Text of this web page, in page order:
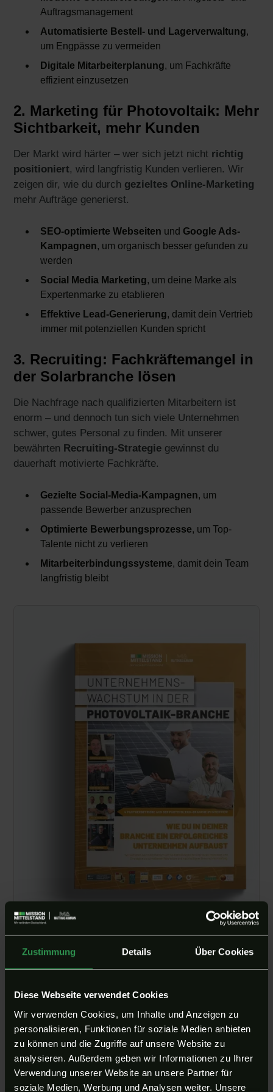
Zustimmung Details Über Cookies
Diese Webseite verwendet Cookies
Wir verwenden Cookies, um Inhalte und Anzeigen zu
personalisieren, Funktionen für soziale Medien anbieten
zu können und die Zugriffe auf unsere Website zu
analysieren. Außerdem geben wir Informationen zu Ihrer
Verwendung unserer Website an unsere Partner für
soziale Medien, Werbung und Analysen weiter. Unsere
Auftragsmanagement
Automatisierte Bestell- und Lagerverwaltung,
um Engpässe zu vermeiden
Digitale Mitarbeiterplanung, um Fachkräfte
effizient einzusetzen
2. Marketing für Photovoltaik: Mehr
Sichtbarkeit, mehr Kunden
Der Markt wird härter – wer sich jetzt nicht richtig
positioniert, wird langfristig Kunden verlieren. Wir
zeigen dir, wie du durch gezieltes Online-Marketing
mehr Aufträge generierst.
SEO-optimierte Webseiten und Google Ads-
Kampagnen, um organisch besser gefunden zu
werden
Social Media Marketing, um deine Marke als
Expertenmarke zu etablieren
Effektive Lead-Generierung, damit dein Vertrieb
immer mit potenziellen Kunden spricht
3. Recruiting: Fachkräftemangel in
der Solarbranche lösen
Die Nachfrage nach qualifizierten Mitarbeitern ist
enorm – und dennoch tun sich viele Unternehmen
schwer, gutes Personal zu finden. Mit unserer
bewährten Recruiting-Strategie gewinnst du
dauerhaft motivierte Fachkräfte.
Gezielte Social-Media-Kampagnen, um
passende Bewerber anzusprechen
Optimierte Bewerbungsprozesse, um Top-
Talente nicht zu verlieren
Mitarbeiterbindungssysteme, damit dein Team
langfristig bleibt
Deine kostenlose Fallstudie direkt aus
der Praxis
Erfahre am Beispiel echter Partnerbetriebe, mit
dein Unternehmen zu mehr Stabilität und
Gratis-
Fallstudie
herunterladen